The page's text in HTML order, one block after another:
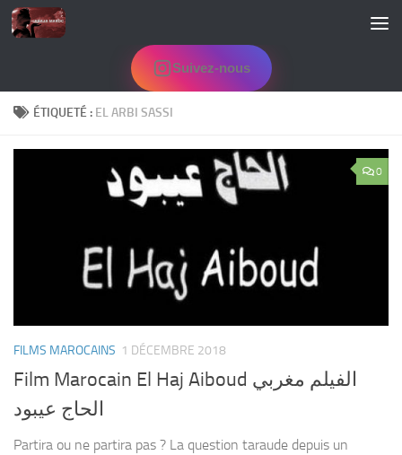
Skip to content
Suivez-nous
ÉTIQUETÉ : EL ARBI SASSI
0
FILMS MAROCAINS 1 DÉCEMBRE 2018
Film Marocain El Haj Aiboud الفيلم مغربي
الحاج عيبود
Partira ou ne partira pas ? La question taraude depuis un